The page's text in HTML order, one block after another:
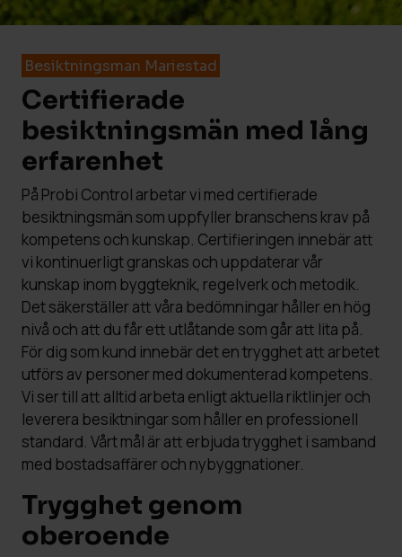
Besiktningsman Mariestad
Certifierade
besiktningsmän med lång
erfarenhet
På Probi Control arbetar vi med certifierade
besiktningsmän som uppfyller branschens krav på
kompetens och kunskap. Certifieringen innebär att
vi kontinuerligt granskas och uppdaterar vår
kunskap inom byggteknik, regelverk och metodik.
Det säkerställer att våra bedömningar håller en hög
nivå och att du får ett utlåtande som går att lita på.
För dig som kund innebär det en trygghet att arbetet
utförs av personer med dokumenterad kompetens.
Vi ser till att alltid arbeta enligt aktuella riktlinjer och
leverera besiktningar som håller en professionell
standard. Vårt mål är att erbjuda trygghet i samband
med bostadsaffärer och nybyggnationer.
Trygghet genom
oberoende